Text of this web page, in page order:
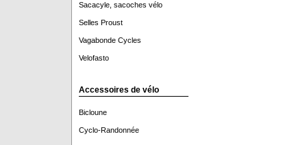
Sacacyle, sacoches vélo
Selles Proust
Vagabonde Cycles
Velofasto
Accessoires de vélo
Bicloune
Cyclo-Randonnée